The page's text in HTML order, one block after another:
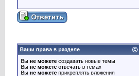
Ваши права в разделе
Вы не можете создавать новые темы
Вы не можете отвечать в темах
Вы не можете прикреплять вложения